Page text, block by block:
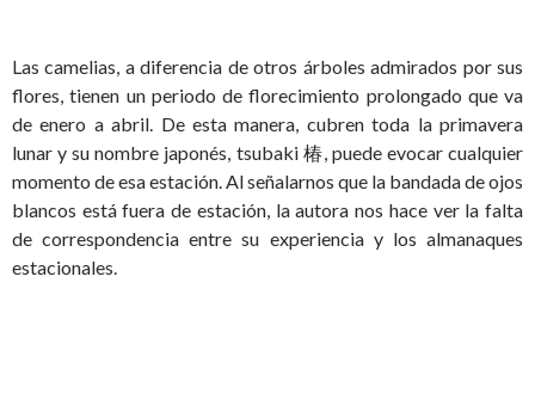
Las camelias, a diferencia de otros árboles admirados por sus
flores, tienen un periodo de florecimiento prolongado que va
de enero a abril. De esta manera, cubren toda la primavera
lunar y su nombre japonés, tsubaki 椿, puede evocar cualquier
momento de esa estación. Al señalarnos que la bandada de ojos
blancos está fuera de estación, la autora nos hace ver la falta
de correspondencia entre su experiencia y los almanaques
estacionales.